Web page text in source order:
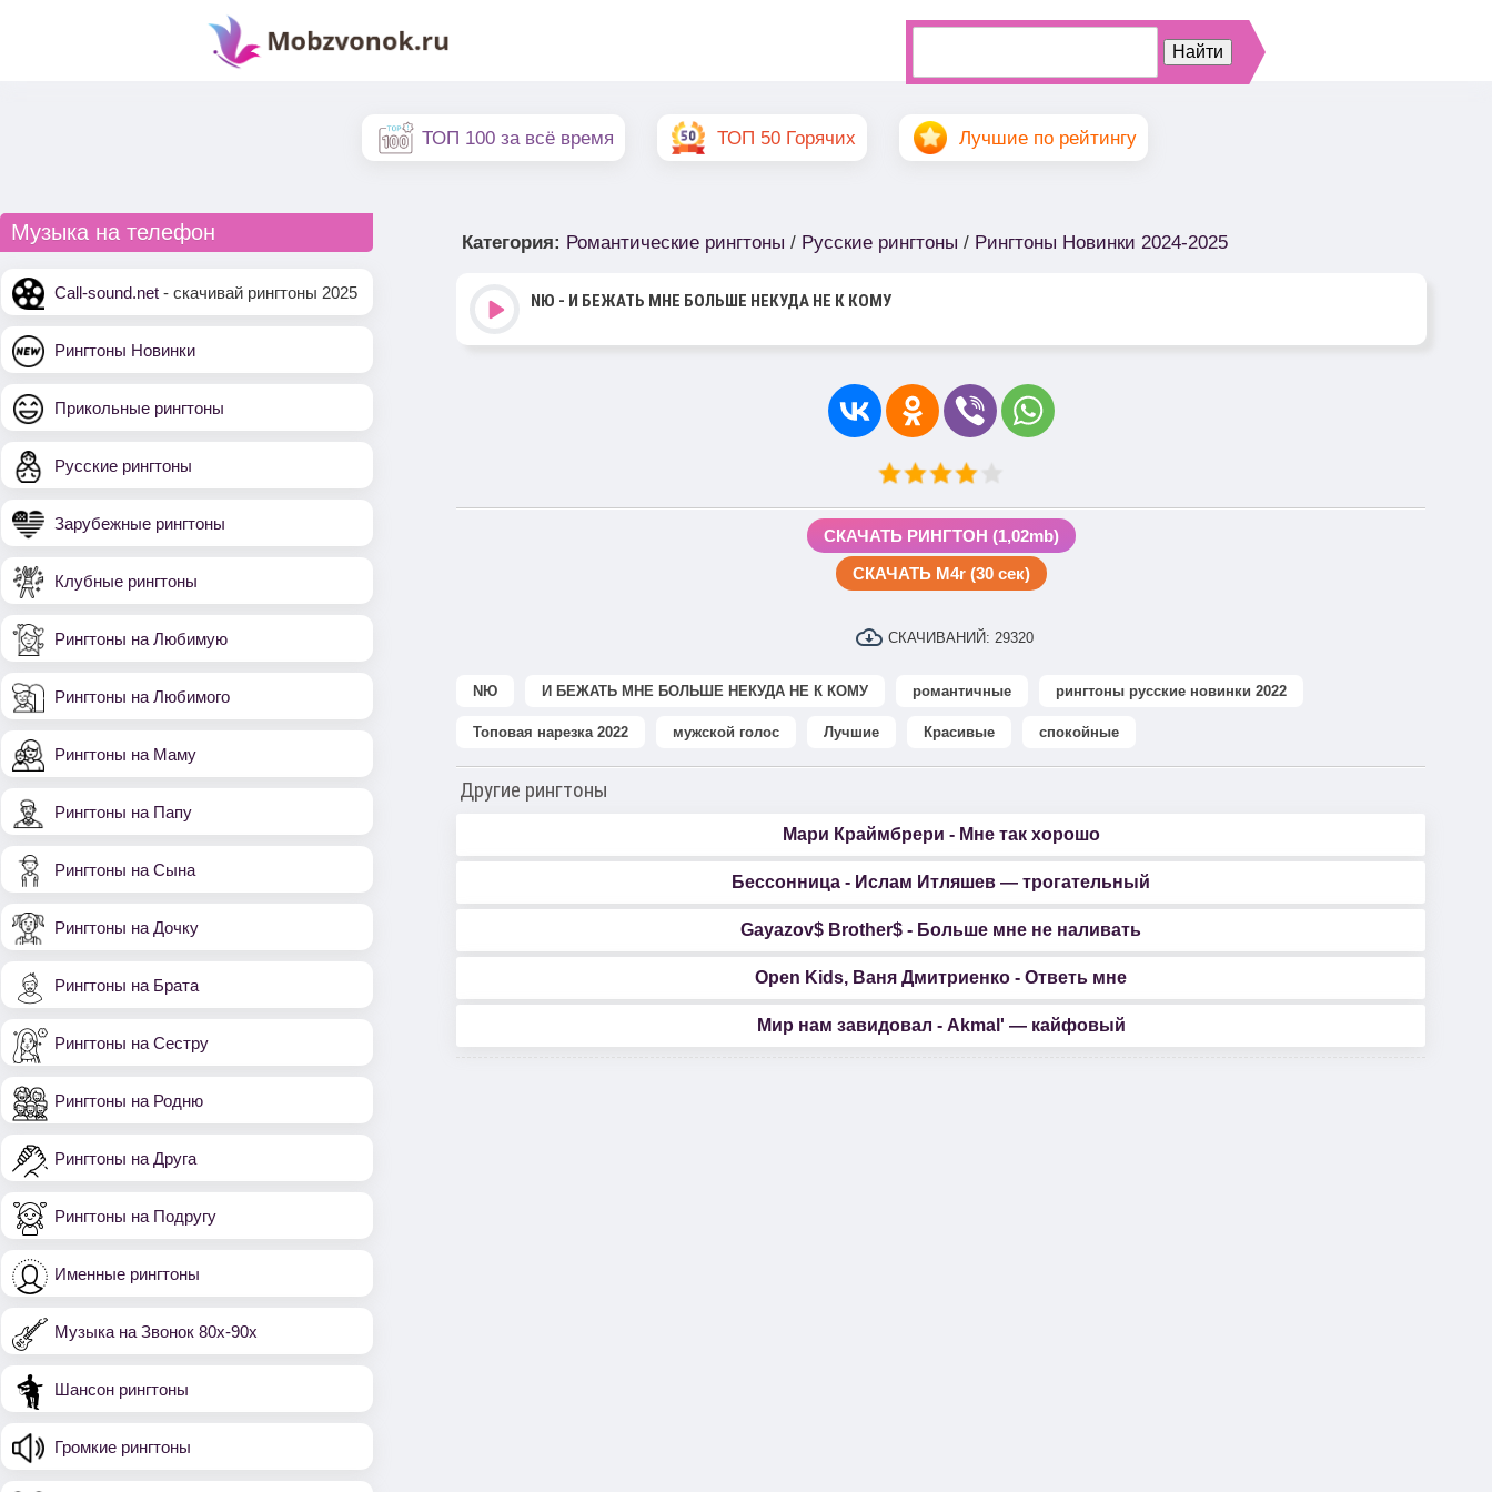
ТОП 100 за всё время ТОП 50 Горячих Лучшие по рейтингу
Музыка на телефон
Call-sound.net - скачивай рингтоны 2025
Рингтоны Новинки
Прикольные рингтоны
Русские рингтоны
Зарубежные рингтоны
Клубные рингтоны
Рингтоны на Любимую
Рингтоны на Любимого
Рингтоны на Маму
Рингтоны на Папу
Рингтоны на Сына
Рингтоны на Дочку
Рингтоны на Брата
Рингтоны на Сестру
Рингтоны на Родню
Рингтоны на Друга
Рингтоны на Подругу
Именные рингтоны
Музыка на Звонок 80х-90х
Шансон рингтоны
Громкие рингтоны
Категория: Романтические рингтоны / Русские рингтоны / Рингтоны Новинки 2024-2025
NЮ - И БЕЖАТЬ МНЕ БОЛЬШЕ НЕКУДА НЕ К КОМУ
СКАЧАТЬ РИНГТОН (1,02mb)
СКАЧАТЬ M4r (30 сек)
СКАЧИВАНИЙ: 29320
NЮ И БЕЖАТЬ МНЕ БОЛЬШЕ НЕКУДА НЕ К КОМУ романтичные рингтоны русские новинки 2022
Топовая нарезка 2022 мужской голос Лучшие Красивые спокойные
Другие рингтоны
Мари Краймбрери - Мне так хорошо
Бессонница - Ислам Итляшев — трогательный
Gayazov$ Brother$ - Больше мне не наливать
Open Kids, Ваня Дмитриенко - Ответь мне
Мир нам завидовал - Akmal' — кайфовый